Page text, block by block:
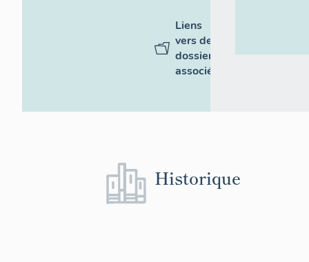
Liens
vers des
dossiers
associés
Historique